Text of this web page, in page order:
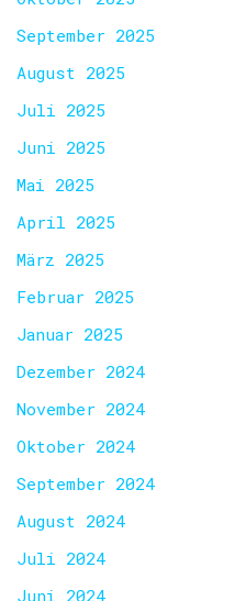
September 2025
August 2025
Juli 2025
Juni 2025
Mai 2025
April 2025
März 2025
Februar 2025
Januar 2025
Dezember 2024
November 2024
Oktober 2024
September 2024
August 2024
Juli 2024
Juni 2024